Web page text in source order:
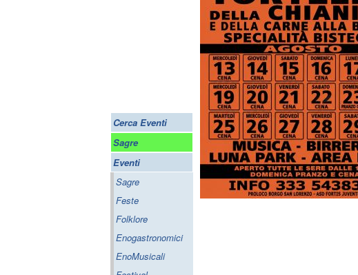
Cerca Eventi
Sagre
Eventi
Sagre
Feste
Folklore
Enogastronomici
EnoMusicali